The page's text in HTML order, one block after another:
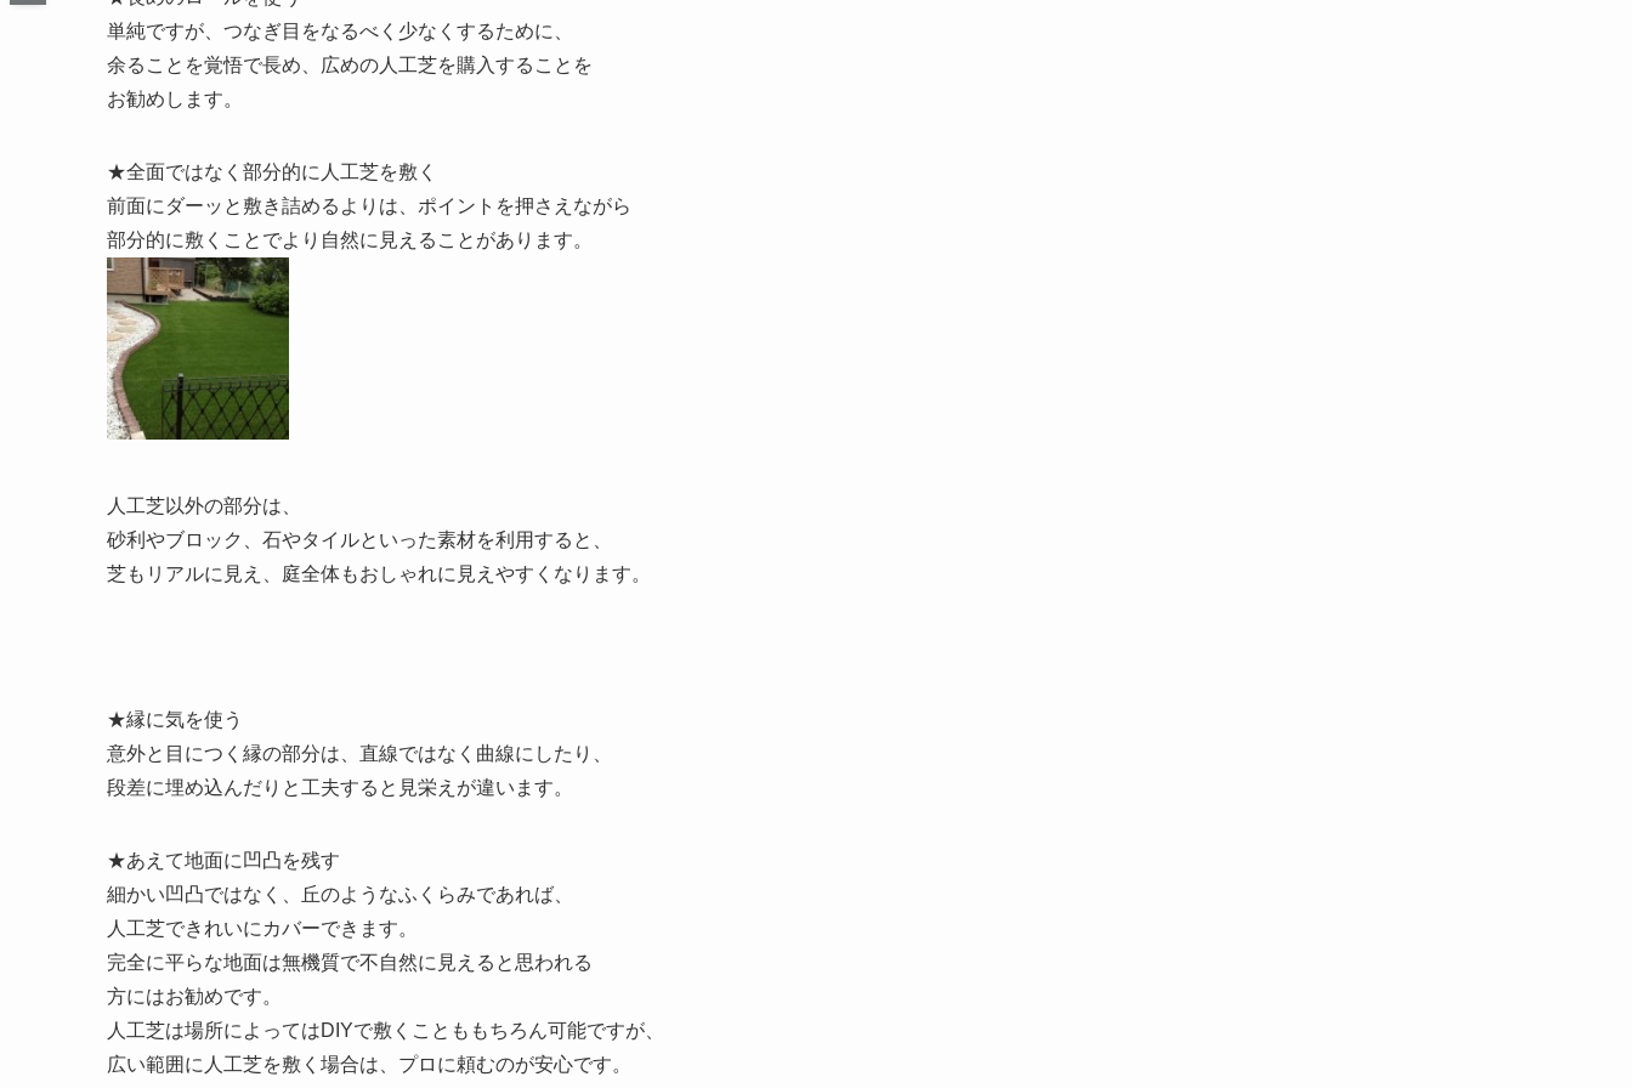
単純ですが、つなぎ目をなるべく少なくするために、
余ることを覚悟で長め、広めの人工芝を購入することを
お勧めします。
★全面ではなく部分的に人工芝を敷く
前面にダーッと敷き詰めるよりは、ポイントを押さえながら
部分的に敷くことでより自然に見えることがあります。
人工芝以外の部分は、
砂利やブロック、石やタイルといった素材を利用すると、
芝もリアルに見え、庭全体もおしゃれに見えやすくなります。
★縁に気を使う
意外と目につく縁の部分は、直線ではなく曲線にしたり、
段差に埋め込んだりと工夫すると見栄えが違います。
★あえて地面に凹凸を残す
細かい凹凸ではなく、丘のようなふくらみであれば、
人工芝できれいにカバーできます。
完全に平らな地面は無機質で不自然に見えると思われる
方にはお勧めです。
人工芝は場所によってはDIYで敷くことももちろん可能ですが、
広い範囲に人工芝を敷く場合は、プロに頼むのが安心です。